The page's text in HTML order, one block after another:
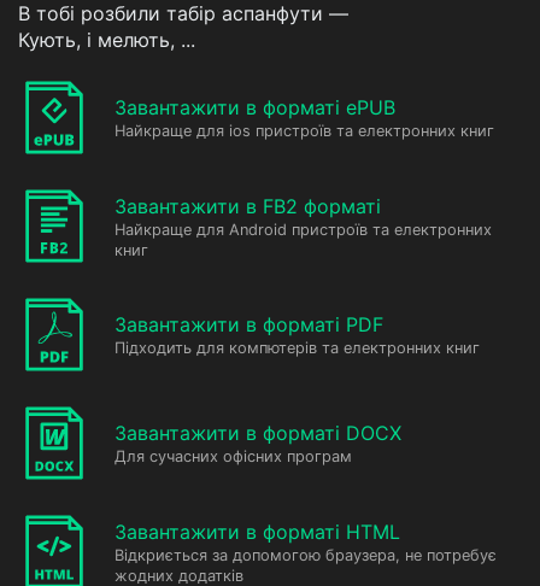
В тобі розбили табір аспанфути —
Кують, і мелють, ...
Завантажити в форматі ePUB
Найкраще для ios пристроїв та електронних книг
Завантажити в FB2 форматі
Найкраще для Android пристроїв та електронних
книг
Завантажити в форматі PDF
Підходить для компютерів та електронних книг
Завантажити в форматі DOCX
Для сучасних офісних програм
Завантажити в форматі HTML
Відкриється за допомогою браузера, не потребує
жодних додатків